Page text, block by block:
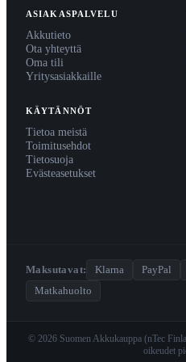
ASIAKASPALVELU
Akkutieto
Ota yhteyttä
Oma tili
Yritysasiakkaille
KÄYTÄNNÖT
Tietoa meistä
Toimitusehdot
Tietosuoja
Evästeasetukset
Maksutavat: Klarna PayPal
Matkahuolto
© 2026 Suomen Akkukauppa (nTec
oikeudet